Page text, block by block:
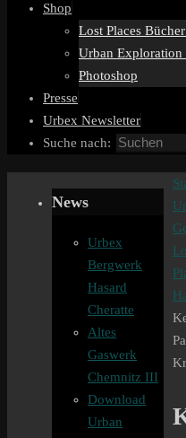
Shop
Lost Places
Urban Exploration
Photoshop
Presse
Urbex Newsletter
Suche nach:
News
Urbex
Bergwerk
Hasard
Cheratte
Altes
Gaswerk
Chemnitz III
Download
Urban